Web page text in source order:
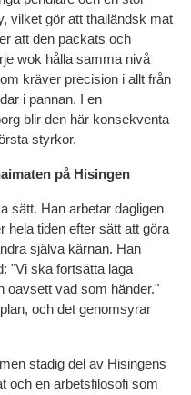
vilket gör att thailändsk mat
att den packats och
wok hålla samma nivå
kräver precision i allt från
i pannan. I en
blir den här konsekventa
styrkor.
på Hisingen
sätt. Han arbetar dagligen
hela tiden efter sätt att göra
själva kärnan. Han
"Vi ska fortsätta laga
oavsett vad som händer."
och det genomsyrar
stadig del av Hisingens
och en arbetsfilosofi som